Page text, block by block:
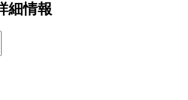
細情報